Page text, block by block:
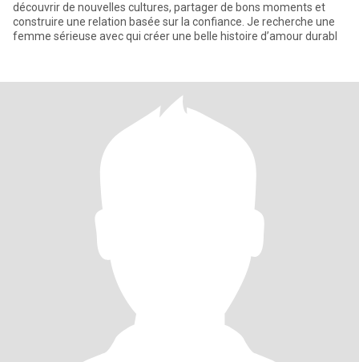
découvrir de nouvelles cultures, partager de bons moments et
construire une relation basée sur la confiance. Je recherche une
femme sérieuse avec qui créer une belle histoire d’amour durabl